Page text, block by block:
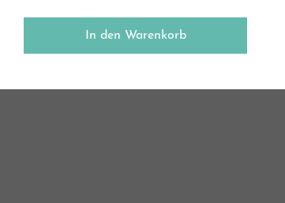
In den Warenkorb